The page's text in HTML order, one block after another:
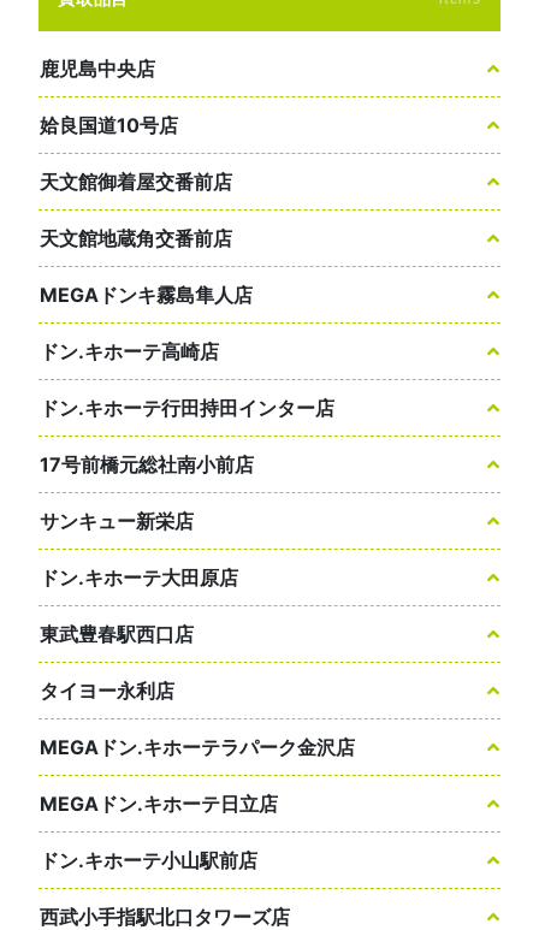
鹿児島中央店
姶良国道10号店
天文館御着屋交番前店
天文館地蔵角交番前店
MEGAドンキ霧島隼人店
ドン.キホーテ高崎店
ドン.キホーテ行田持田インター店
17号前橋元総社南小前店
サンキュー新栄店
ドン.キホーテ大田原店
東武豊春駅西口店
タイヨー永利店
MEGAドン.キホーテラパーク金沢店
MEGAドン.キホーテ日立店
ドン.キホーテ小山駅前店
西武小手指駅北口タワーズ店